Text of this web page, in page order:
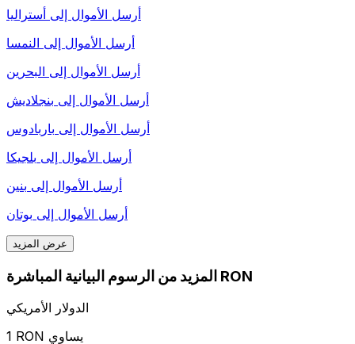
أرسل الأموال إلى أستراليا
أرسل الأموال إلى النمسا
أرسل الأموال إلى البحرين
أرسل الأموال إلى بنجلاديش
أرسل الأموال إلى باربادوس
أرسل الأموال إلى بلجيكا
أرسل الأموال إلى بنين
أرسل الأموال إلى بوتان
عرض المزيد
المزيد من الرسوم البيانية المباشرة RON
الدولار الأمريكي
1 RON يساوي